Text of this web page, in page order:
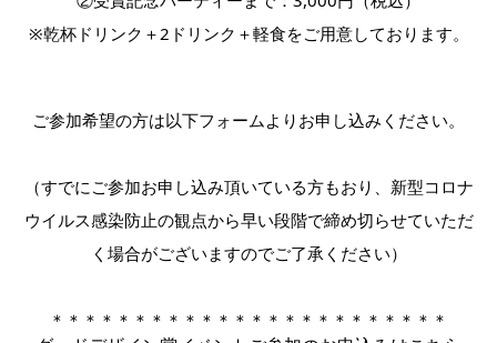
※乾杯ドリンク＋ 2 ドリンク＋軽食をご用意しております。
ご参加希望の方は以下フォームよりお申し込みください。
（すでにご参加お申し込み頂いている方もおり、新型コロナ
ウイルス感染防止の観点から早い段階で締め切らせていただ
く場合がございますのでご了承ください）
＊＊＊＊＊＊＊＊＊＊＊＊＊＊＊＊＊＊＊＊＊＊＊＊